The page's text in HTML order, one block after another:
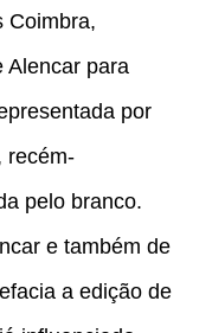
Coimbra,
Alencar para
por
recém-
pelo branco.
e também de
a edição de